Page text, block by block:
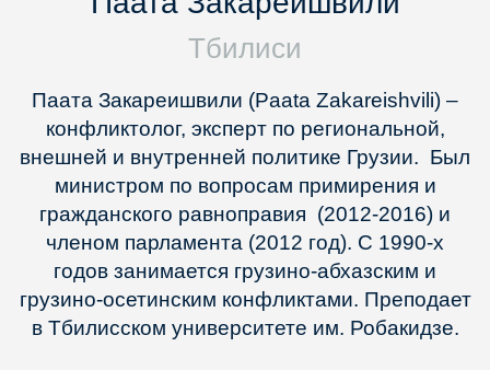
Тбилиси
Паата Закареишвили (Paata Zakareishvili) –
конфликтолог, эксперт по региональной,
внешней и внутренней политике Грузии. Был
министром по вопросам примирения и
гражданского равноправия (2012-2016) и
членом парламента (2012 год). С 1990-х
годов занимается грузино-абхазским и
грузино-осетинским конфликтами. Преподает
в Тбилисском университете им. Робакидзе.